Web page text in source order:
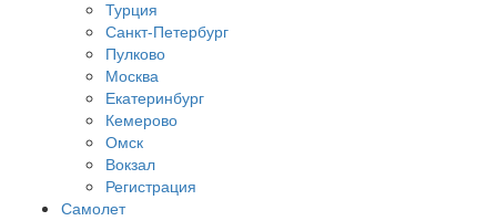
Турция
Санкт-Петербург
Пулково
Москва
Екатеринбург
Кемерово
Омск
Вокзал
Регистрация
Самолет